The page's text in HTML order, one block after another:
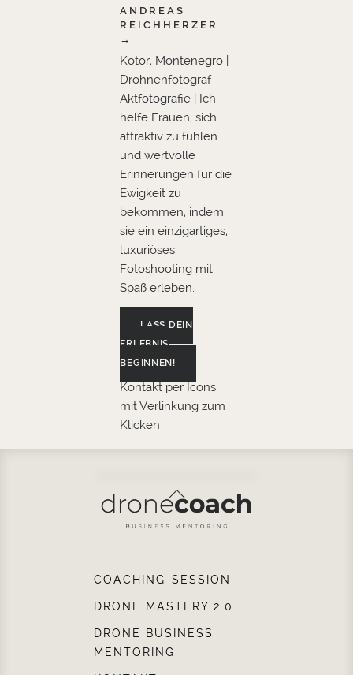
ANDREAS
REICHHERZER
→
Kotor, Montenegro |
Drohnenfotograf
Aktfotografie | Ich
helfe Frauen, sich
attraktiv zu fühlen
und wertvolle
Erinnerungen für die
Ewigkeit zu
bekommen, indem
sie ein einzigartiges,
luxuriöses
Fotoshooting mit
Spaß erleben.
LASS DEIN
ERLEBNIS
BEGINNEN!
Kontakt per Icons
mit Verlinkung zum
Klicken
Back
To
Top
COACHING-SESSION
DRONE MASTERY 2.0
DRONE BUSINESS
MENTORING